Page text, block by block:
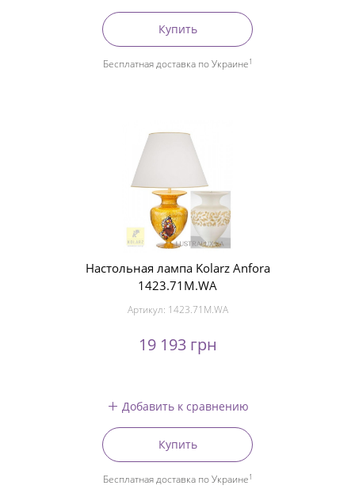
Купить
Бесплатная доставка по Украине1
Настольная лампа Kolarz Anfora
1423.71M.WA
Артикул: 1423.71M.WA
19 193 грн
Добавить к сравнению
Купить
Бесплатная доставка по Украине1